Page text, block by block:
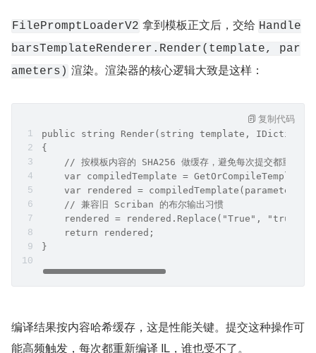
FilePromptLoaderV2 拿到模板正文后，交给 Handle
barsTemplateRenderer.Render(template, par
ameters) 渲染。渲染器的核心逻辑大致是这样：
public string Render(string template,
{
// 按模板内容的 SHA256 做缓存，避免每次提交都重新编
var compiledTemplate =
var rendered = compiledTemplate(parameters
    // 兼容旧 Scriban 的布尔输出习惯
rendered = rendered.Replace("True",
    return rendered;
}
复制代码
编译结果按内容哈希缓存，这是性能关键。提交这种操作可
能高频触发，每次都重新编译 IL，谁也受不了。